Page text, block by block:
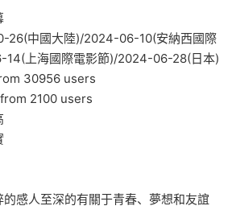
中國大陸)/2024-06-10(安納西國際
上海國際電影節)/2024-06-28(日本)
30956 users
2100 users
感人至深的有關于青春、夢想和友誼